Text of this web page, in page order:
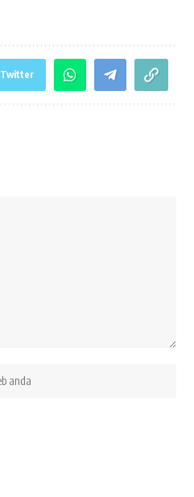
Twitter